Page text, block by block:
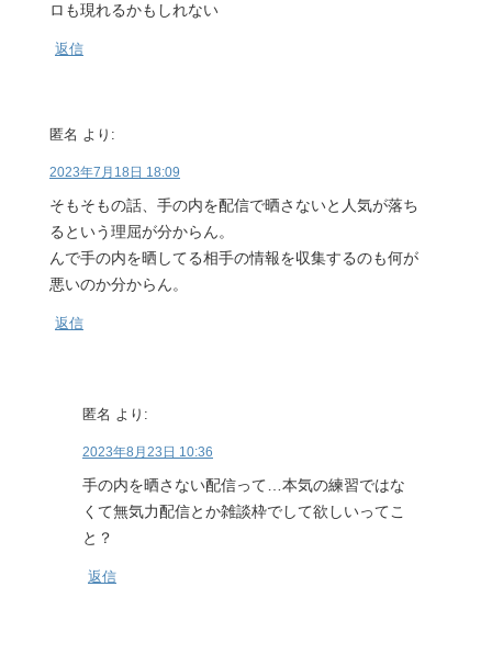
ロも現れるかもしれない
返信
匿名 より:
2023年7月18日 18:09
そもそもの話、手の内を配信で晒さないと人気が落ち
るという理屈が分からん。
んで手の内を晒してる相手の情報を収集するのも何が
悪いのか分からん。
返信
匿名 より:
2023年8月23日 10:36
手の内を晒さない配信って…本気の練習ではな
くて無気力配信とか雑談枠でして欲しいってこ
と？
返信